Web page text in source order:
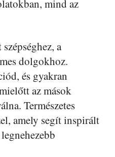
mind az
a
dolgokhoz.
és gyakran
az mások
Természetes
amely segít inspirált